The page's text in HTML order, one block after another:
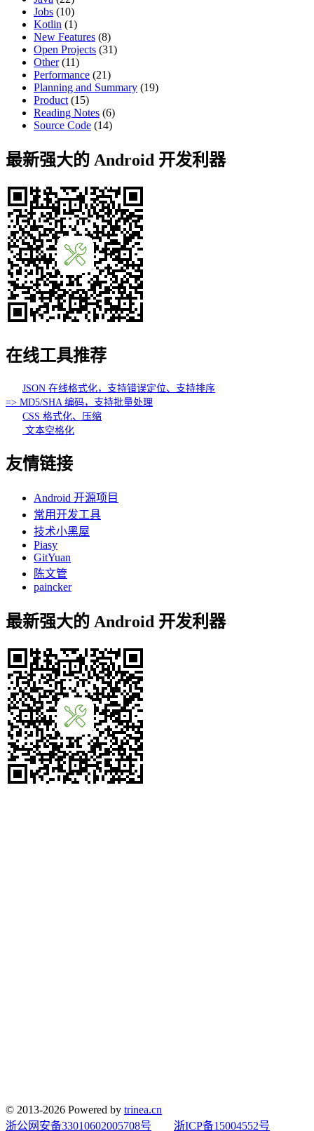
Jobs (10)
Kotlin (1)
New Features (8)
Open Projects (31)
Other(11)
Performance (21)
Planning and Summary (19)
Product (15)
Reading Notes (6)
Source Code (14)
最新强大的 Android 开发利器
在线工具推荐
JSON 在线格式化，支持错误定位、支持排序
=> MD5/SHA 编码，支持批量处理
CSS 格式化、压缩
文本空格化
友情链接
Android 开源项目
常用开发工具
技术小黑屋
Piasy
GitYuan
陈文管
paincker
最新强大的 Android 开发利器
© 2013-2026 Powered by trinea.cn
浙公网安备33010602005708号
浙ICP备15004552号